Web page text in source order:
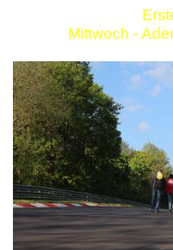
Mittwoch -